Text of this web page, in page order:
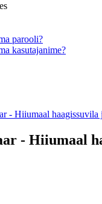
parooli?
kasutajanime?
- Hiiumaal haagissuvila
- Hiiumaal